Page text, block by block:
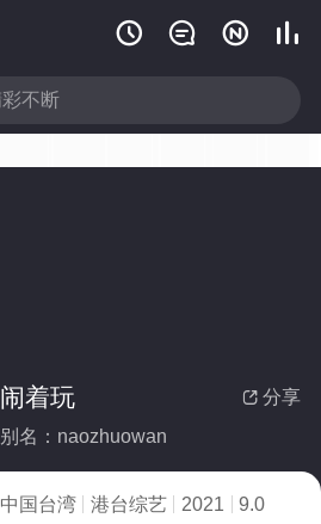
   
 分享
闹着玩
别名：naozhuowan
中国台湾 港台综艺 2021
9.0